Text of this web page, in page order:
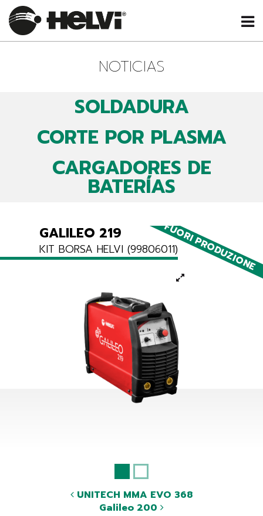
NOTICIAS
SOLDADURA
CORTE POR PLASMA
CARGADORES DE
BATERÍAS
FUORI PRODUZIONE
GALILEO 219
KIT BORSA HELVI (99806011)
UNITECH MMA EVO 368
Galileo 200